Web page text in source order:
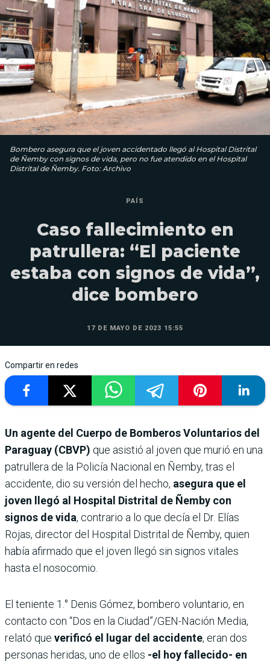
Bombero asegura que el joven accidentado llegó al Hospital Distrital
de Ñemby con signos de vida, pero no fue atendido en el Hospital
Distrital de Ñemby. Foto: Archivo
PAÍS
Caso fallecimiento en
patrullera: “El paciente
estaba con signos de vida”,
dice bombero
17 DE MAYO DE 2023 15:55
Compartir en redes
Un agente del Cuerpo de Bomberos Voluntarios del
Paraguay (CBVP) que asistió al joven que murió en una
patrullera de la Policía Nacional en Ñemby, tras el
accidente, dio su versión del hecho, asegura que el
joven llegó al Hospital Distrital de Ñemby con
signos de vida, contrario a lo que decía el Dr. Elías
Rojas, director del Hospital Distrital de Ñemby, quien
había afirmado que el joven llegó sin signos vitales
hasta el nosocomio.
El teniente 1.° Denis Gómez, bombero voluntario, en
contacto con “Dos en la Ciudad”/GEN-Nación Media,
relató que verificó el lugar del accidente, eran dos
personas heridas, uno de ellos -el hoy fallecido- en